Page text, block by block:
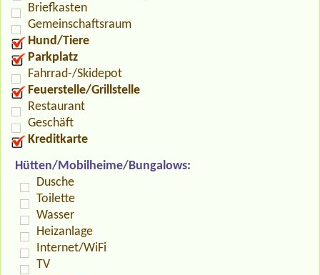
Briefkasten
Gemeinschaftsraum
Hund/Tiere
Parkplatz
Fahrrad-/Skidepot
Feuerstelle/Grillstelle
Restaurant
Geschäft
Kreditkarte
Hütten/Mobilheime/Bungalows:
Dusche
Toilette
Wasser
Heizanlage
Internet/WiFi
TV